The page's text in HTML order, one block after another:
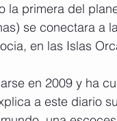
la primera del
se conectara a
en las Islas
en 2009 y ha
a este diario